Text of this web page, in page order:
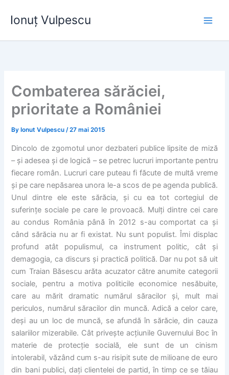
Ionuț Vulpescu
Combaterea sărăciei,
prioritate a României
By Ionut Vulpescu/27 mai 2015
Dincolo de zgomotul unor dezbateri publice lipsite de miză
– și adesea și de logică – se petrec lucruri importante pentru
fiecare român. Lucruri care puteau fi făcute de multă vreme
și pe care nepăsarea unora le-a scos de pe agenda publică.
Unul dintre ele este sărăcia, și cu ea tot cortegiul de
suferințe sociale pe care le provoacă. Mulți dintre cei care
au condus România până în 2012 s-au comportat ca și
când sărăcia nu ar fi existat. Nu sunt populist. Îmi displac
profund atât populismul, ca instrument politic, cât și
demagogia, ca discurs și practică politică. Dar nu pot să uit
cum Traian Băsescu arăta acuzator către anumite categorii
sociale, pentru a motiva politicile economice nesăbuite,
care au mărit dramatic numărul săracilor și, mult mai
periculos, numărul săracilor din muncă. Adică a celor care,
deși au un loc de muncă, se afundă în sărăcie, din cauza
salariilor mizerabile. Cât privește acțiunile Guvernului Boc în
materie de protecție socială, ele sunt de un cinism
intolerabil, văzând cum s-au risipit sute de milioane de euro
din bani publici, dați clientelei de partid, în timp ce se tăiau